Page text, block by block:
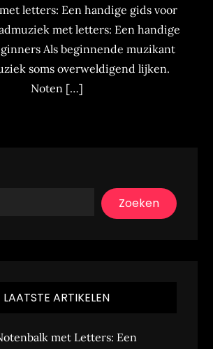
letters: Een handige gids voor
met letters: Een handige
Als beginnende muzikant
soms overweldigend lijken.
Noten […]
Zoeken
LAATSTE ARTIKELEN
met Letters: Een